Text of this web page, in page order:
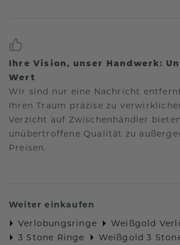
Ihre Vision, unser Handwerk:
Wert
Wir sind nur eine Nachricht
Ihren Traum präzise zu
Verzicht auf Zwischenhändler
unübertroffene Qualität zu
Preisen.
Weiter einkaufen
Verlobungsringe
Weißgold
3 Stone Ringe
Weißgold 3